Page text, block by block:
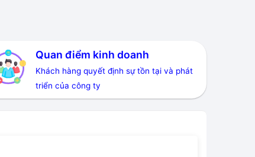
Quan điểm kinh doanh
Khách hàng quyết định sự tồn tại và phát
triển của công ty